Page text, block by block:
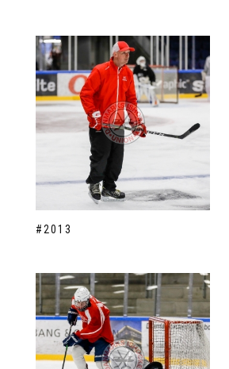
#2013